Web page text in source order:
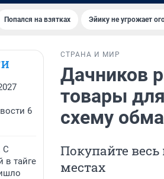
Попался на взятках Эйику не угрожает
6
С
в тайге
СТРАНА И МИР
Дачников
товары
схему
Покупайте
местах